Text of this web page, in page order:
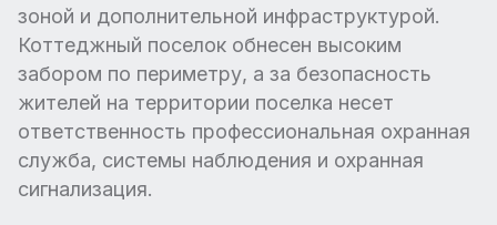
зоной и дополнительной инфраструктурой.
Коттеджный поселок обнесен высоким
забором по периметру, а за безопасность
жителей на территории поселка несет
ответственность профессиональная охранная
служба, системы наблюдения и охранная
сигнализация.